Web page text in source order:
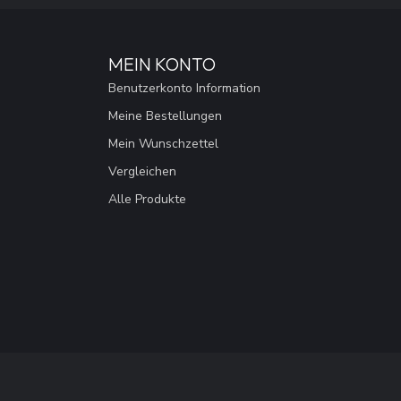
MEIN KONTO
Benutzerkonto Information
Meine Bestellungen
Mein Wunschzettel
Vergleichen
Alle Produkte